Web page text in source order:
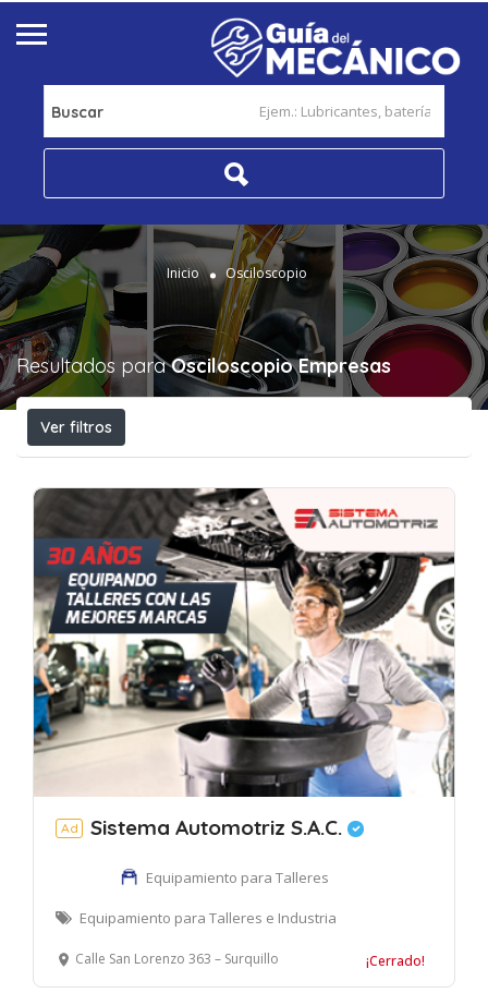
Buscar
Inicio Osciloscopio
Resultados paraOsciloscopio Empresas
Ver filtros
Ad Sistema Automotriz S.A.C.
Equipamiento para Talleres
Equipamiento para Talleres e Industria
Calle San Lorenzo 363 – Surquillo ¡Cerrado!